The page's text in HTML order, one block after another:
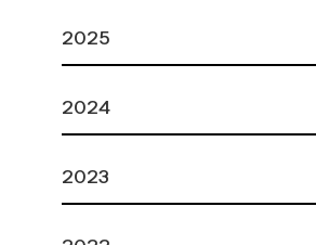
2025
2024
2023